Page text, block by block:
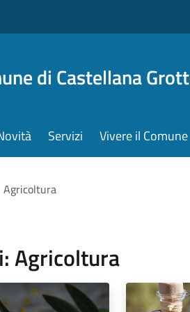
di Castellana
Servizi Vivere il Comune
Agricoltura
Agricoltura